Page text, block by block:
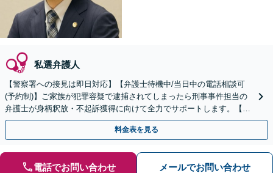
私選弁護人
【警察署への接見は即日対応】【弁護士待機中/当日中の電話相談可
(予約制)】ご家族が犯罪容疑で逮捕されてしまったら刑事事件担当の
弁護士が身柄釈放・不起訴獲得に向けて全力でサポートします。【毎
月100名以上の相談実績】【全国対応】
料金表を見る
電話でお問い合わせ メールでお問い合わせ